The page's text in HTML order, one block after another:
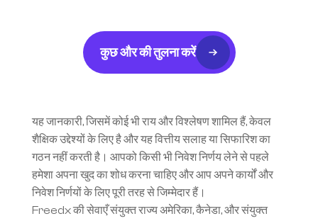
कुछ और की तुलना करें
यह जानकारी, जिसमें कोई भी राय और विश्लेषण शामिल हैं, केवल
शैक्षिक उद्देश्यों के लिए है और यह वित्तीय सलाह या सिफारिश का
गठन नहीं करती है। आपको किसी भी निवेश निर्णय लेने से पहले
हमेशा अपना खुद का शोध करना चाहिए और आप अपने कार्यों और
निवेश निर्णयों के लिए पूरी तरह से जिम्मेदार हैं।
Freedx की सेवाएँ संयुक्त राज्य अमेरिका, कैनेडा, और संयुक्त